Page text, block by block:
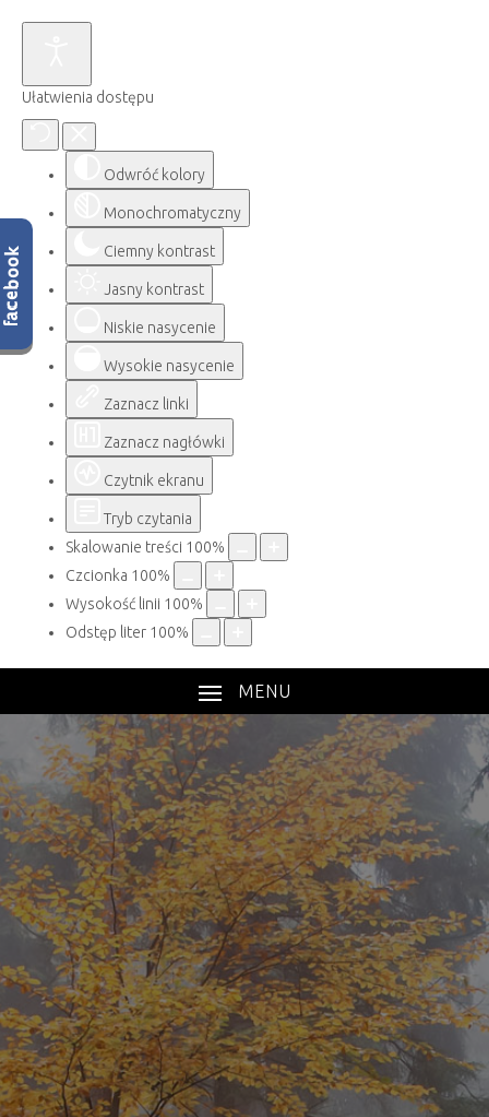
Ułatwienia dostępu
Odwróć kolory
Monochromatyczny
Ciemny kontrast
Jasny kontrast
Niskie nasycenie
Wysokie nasycenie
Zaznacz linki
Zaznacz nagłówki
Czytnik ekranu
Tryb czytania
Skalowanie treści 100%
Czcionka 100%
Wysokość linii 100%
Odstęp liter 100%
MENU